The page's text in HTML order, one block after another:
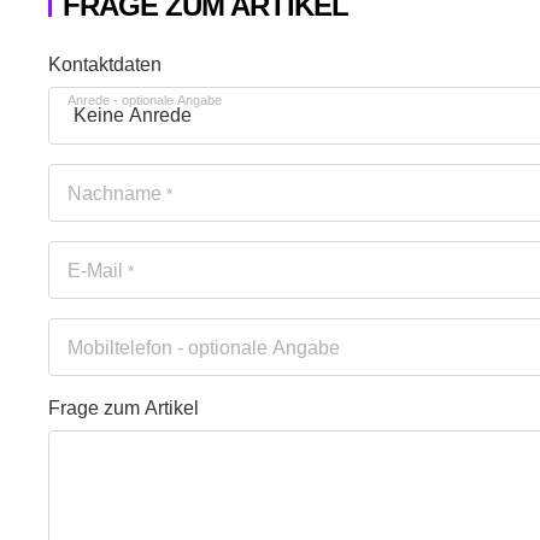
Honeypot
Kontaktdaten
Anrede - optionale Angabe
Nachname *
E-Mail *
Mobiltelefon - optionale Angabe
Frage zum Artikel